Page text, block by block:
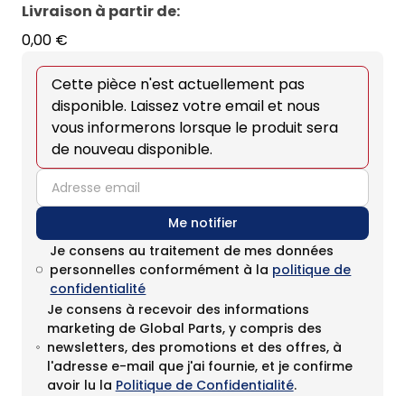
Livraison à partir de:
0,00 €
Cette pièce n'est actuellement pas
disponible. Laissez votre email et nous
vous informerons lorsque le produit sera
de nouveau disponible.
email
Me notifier
Je consens au traitement de mes données
personnelles conformément à la politique de
confidentialité
Je consens à recevoir des informations
marketing de Global Parts, y compris des
newsletters, des promotions et des offres, à
l'adresse e-mail que j'ai fournie, et je confirme
avoir lu la Politique de Confidentialité.